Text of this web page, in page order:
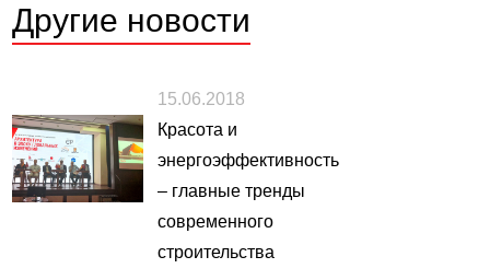
Другие новости
15.06.2018
Красота и
энергоэффективность
– главные тренды
современного
строительства